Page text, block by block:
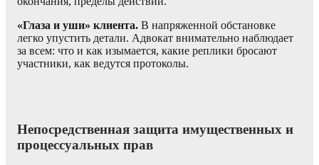
«Глаза и уши» клиента. В напряженной обстановке
легко упустить детали. Адвокат внимательно наблюдает
за всем: что и как изымается, какие реплики бросают
участники, как ведутся протоколы.
Непосредственная защита имущественных и
процессуальных прав